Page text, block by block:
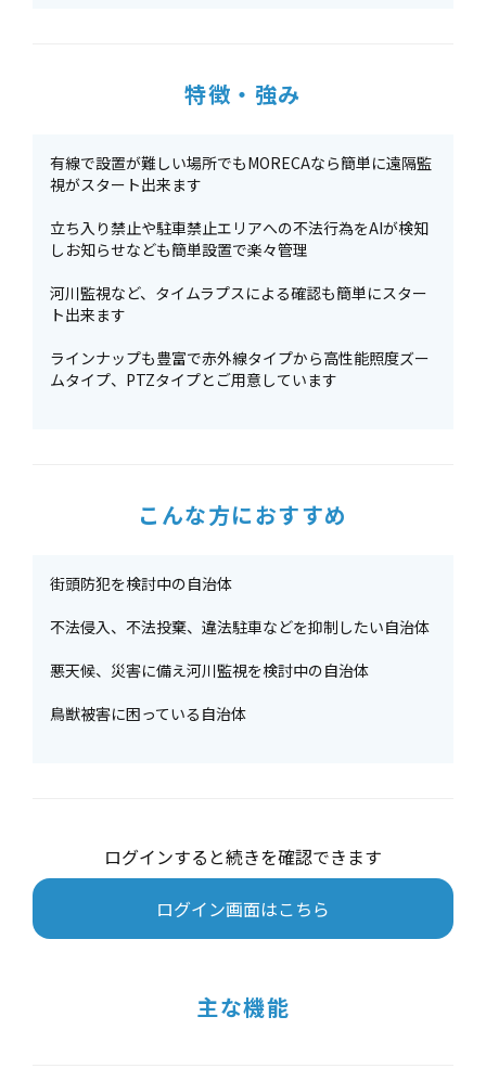
特徴・強み
有線で設置が難しい場所でもMORECAなら簡単に遠隔監
視がスタート出来ます
立ち入り禁止や駐車禁止エリアへの不法行為をAIが検知
しお知らせなども簡単設置で楽々管理
河川監視など、タイムラプスによる確認も簡単にスター
ト出来ます
ラインナップも豊富で赤外線タイプから高性能照度ズー
ムタイプ、PTZタイプとご用意しています
こんな方におすすめ
街頭防犯を検討中の自治体
不法侵入、不法投棄、違法駐車などを抑制したい自治体
悪天候、災害に備え河川監視を検討中の自治体
鳥獣被害に困っている自治体
ログインすると続きを確認できます
ログイン画面はこちら
主な機能